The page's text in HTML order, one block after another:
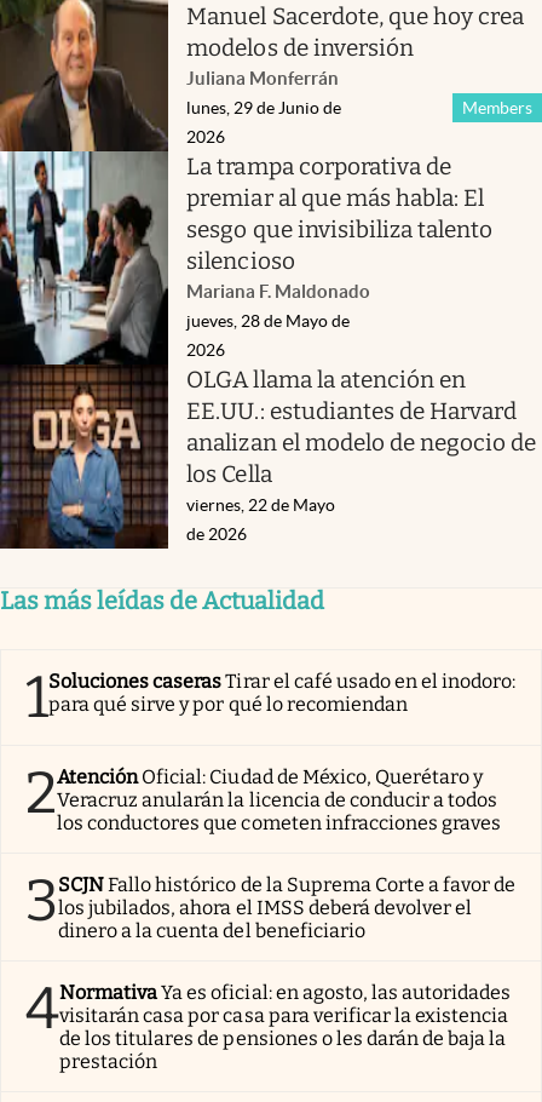
Manuel Sacerdote, que hoy crea
modelos de inversión
Juliana Monferrán
Members
lunes, 29 de Junio de
2026
La trampa corporativa de
premiar al que más habla: El
sesgo que invisibiliza talento
silencioso
Mariana F. Maldonado
jueves, 28 de Mayo de
2026
OLGA llama la atención en
EE.UU.: estudiantes de Harvard
analizan el modelo de negocio de
los Cella
viernes, 22 de Mayo
de 2026
Las más leídas de Actualidad
1Soluciones caserasTirar el café usado en el inodoro:
para qué sirve y por qué lo recomiendan
2AtenciónOficial: Ciudad de México, Querétaro y
Veracruz anularán la licencia de conducir a todos
los conductores que cometen infracciones graves
3SCJNFallo histórico de la Suprema Corte a favor de
los jubilados, ahora el IMSS deberá devolver el
dinero a la cuenta del beneficiario
4NormativaYa es oficial: en agosto, las autoridades
visitarán casa por casa para verificar la existencia
de los titulares de pensiones o les darán de baja la
prestación